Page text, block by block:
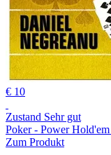
€ 10
Zustand Sehr gut
Poker - Power
Zum Produkt